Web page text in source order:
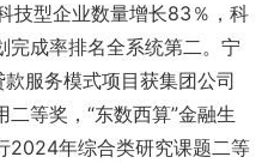
技型企业数量增长83％，科
完成率排名全系统第二。宁
服务模式项目获集团公司
等奖，“东数西算”金融生
2024年综合类研究课题二等